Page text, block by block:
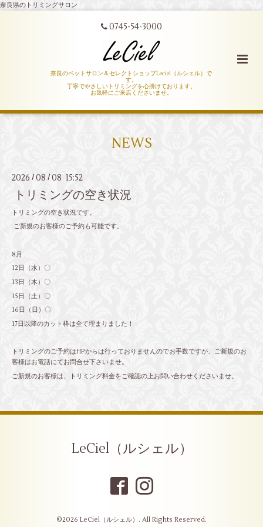
奈良県のトリミングサロン
0745-54-3000
奈良のペットサロン＆セレクトショップLeciel（ルシェル）で
す。
丁寧でやさしいトリミングを心掛けております。
お気軽にご来店くださいませ。
NEWS
2026 / 08 /08 15:52
トリミングの空き状況
トリミングの空き状況です。
ご新規のお客様のご予約も可能です。
8月
12日（水）〇
13日（木）〇
15日（土）〇
16日（日）〇
17日以降のカット枠は全て埋まりました！
トリミングのご予約はHPからは行っておりませんのでお手数ですが、ご新規のお
客様はお電話にてお問合せ下さいませ。
ご新規のお客様は、トリミング料金をご確認の上お問い合わせくださいませ。
LeCiel（ルシェル）
©2026 LeCiel（ルシェル） . All Rights Reserved.